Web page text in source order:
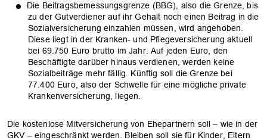
Die Beitragsbemessungsgrenze (BBG), also die Grenze, bis
zu der Gutverdiener auf ihr Gehalt noch einen Beitrag in die
Sozialversicherung einzahlen müssen, wird angehoben.
Diese liegt in der Kranken- und Pflegeversicherung aktuell
bei 69.750 Euro brutto im Jahr. Auf jeden Euro, den
Beschäftigte darüber hinaus verdienen, werden keine
Sozialbeiträge mehr fällig. Künftig soll die Grenze bei
77.400 Euro, also der Schwelle für eine mögliche private
Krankenversicherung, liegen.
Die kostenlose Mitversicherung von Ehepartnern soll – wie in der
GKV – eingeschränkt werden. Bleiben soll sie für Kinder, Eltern